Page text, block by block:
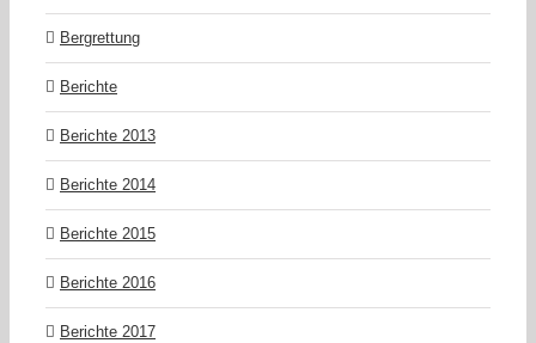
Bergrettung
Berichte
Berichte 2013
Berichte 2014
Berichte 2015
Berichte 2016
Berichte 2017